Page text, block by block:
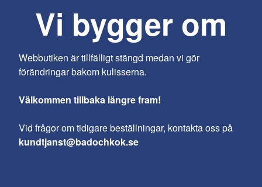
Vi bygger om
Webbutiken är tillfälligt stängd medan vi gör
förändringar bakom kulisserna.
Välkommen tillbaka längre fram!
Vid frågor om tidigare beställningar, kontakta oss på
kundtjanst@badochkok.se